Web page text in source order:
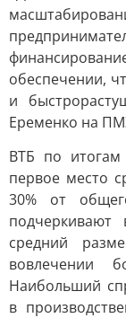
обеспечении,
и
Еременко на
ВТБ по итогам
первое место
30% от
подчеркивают
средний
вовлечении
Наибольший
в